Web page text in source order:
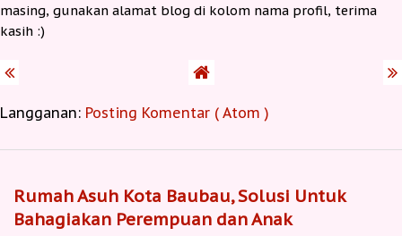
masing, gunakan alamat blog di kolom nama profil, terima
kasih :)
Langganan: Posting Komentar ( Atom )
Rumah Asuh Kota Baubau, Solusi Untuk
Bahagiakan Perempuan dan Anak